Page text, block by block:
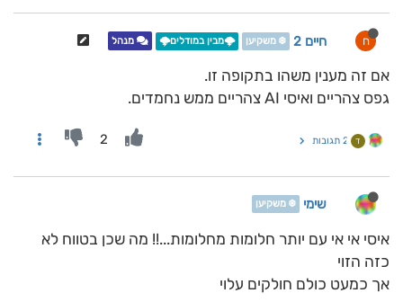
ח חיים 2 ❄️ משקיען 🌩️מבין במודלים🌩️ מנהל
אם זה מענין משהו בתקופה זו.
גפס צהריים ואיסי AI צהריים ממש נחמדים.
ד 2 תגובות 2
שימי ❄️ משקיען
איסי אי אי עם יותר חלומות מחלומות...!! מה שכן בטווח לא
כזה הזוי
אך כמעט כולם חולקים עלוי